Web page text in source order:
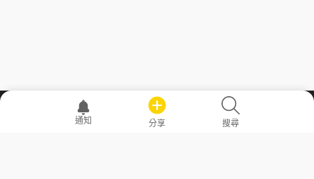
職場透明化運動
通知 分享 搜尋